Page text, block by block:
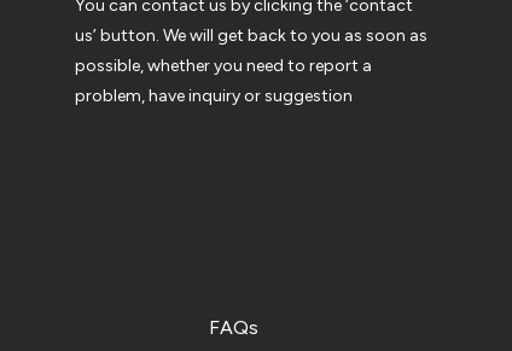
You can contact us by clicking the ‘contact
us’ button. We will get back to you as soon as
possible, whether you need to report a
problem, have inquiry or suggestion
FAQs